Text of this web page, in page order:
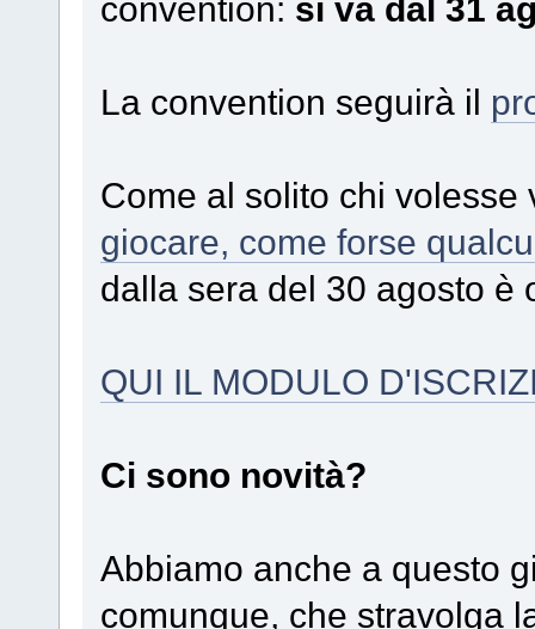
La convention seguirà il
Come al solito chi
giocare, come forse
dalla sera del 30 agosto è
QUI IL MODULO
Ci sono novità?
Abbiamo anche a questo
comunque, che stravolga